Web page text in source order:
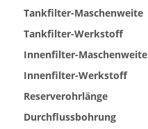
Tankfilter-Maschenweite
Tankfilter-Werkstoff
Innenfilter-Maschenweite
Innenfilter-Werkstoff
Reserverohrlänge
Durchflussbohrung